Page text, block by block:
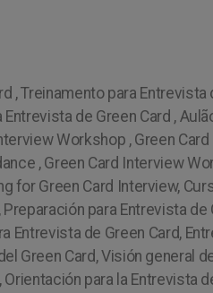
, Treinamento para
de Green Card ,
Workshop , Green
, Green Card Interview
for Green Card Interview,
para Entrevista
Entrevista de Green Card,
Green Card, Visión general
para la Entrevista